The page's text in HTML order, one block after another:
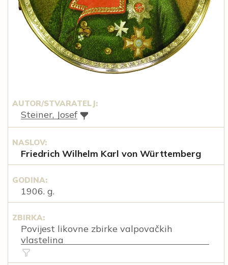
AUTOR/STVARATELJ:
Steiner, Josef
NASLOV:
Friedrich Wilhelm Karl von Württemberg
GODINA:
1906. g.
ZBIRKA:
Povijest likovne zbirke valpovačkih
vlastelina